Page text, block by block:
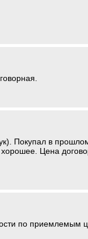
Покупал в
Цена
по приемлемым